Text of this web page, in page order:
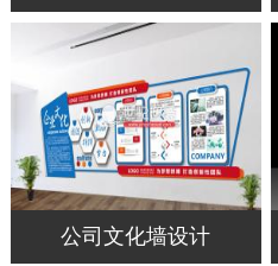
公司文化墙设计